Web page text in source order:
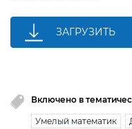
ЗАГРУЗИТЬ
Включено в
Умелый математик